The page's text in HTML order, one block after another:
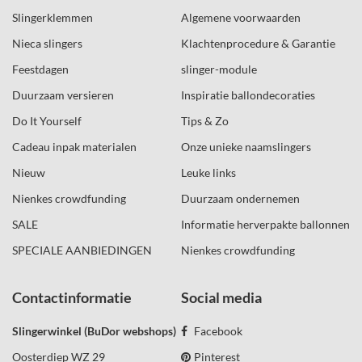
Slingerklemmen
Nieca slingers
Feestdagen
Duurzaam versieren
Do It Yourself
Cadeau inpak materialen
Nieuw
Nienkes crowdfunding
SALE
SPECIALE AANBIEDINGEN
Algemene voorwaarden
Klachtenprocedure & Garantie
slinger-module
Inspiratie ballondecoraties
Tips & Zo
Onze unieke naamslingers
Leuke links
Duurzaam ondernemen
Informatie herverpakte ballonnen
Nienkes crowdfunding
Contactinformatie
Slingerwinkel (BuDor webshops)
Oosterdiep WZ 29
Social media
Facebook
Pinterest